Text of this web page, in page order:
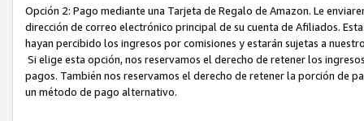
Opción 2: Pago mediante una Tarjeta de Regalo de Amazon. Le
dirección de correo electrónico principal de su cuenta de Afiliados.
hayan percibido los ingresos por comisiones y estarán sujetas a
Si elige esta opción, nos reservamos el derecho de retener los
pagos. También nos reservamos el derecho de retener la porción de
un método de pago alternativo.